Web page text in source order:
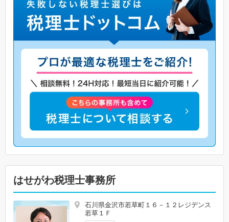
はせがわ税理士事務所
石川県金沢市若草町１６－１２レジデンス
若草１Ｆ